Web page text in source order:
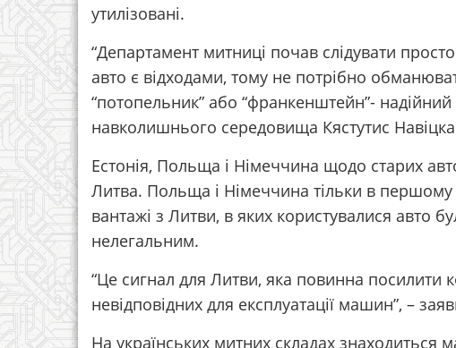
утилізовані.
“Департамент митниці почав слідувати
авто є відходами, тому не потрібно
“потопельник” або “франкенштейн”-
навколишнього середовища Кястутис
Естонія, Польща і Німеччина щодо старих
Литва. Польща і Німеччина тільки в першому
вантажі з Литви, в яких користувалися авто
нелегальним.
“Це сигнал для Литви, яка повинна посилити
невідповідних для експлуатації машин”, –
На українських митних складах знаходиться